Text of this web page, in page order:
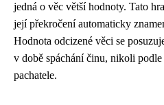
jedná o věc větší hodnoty. Tato
její překročení automaticky
Hodnota odcizené věci se
v době spáchání činu, nikoli
pachatele.